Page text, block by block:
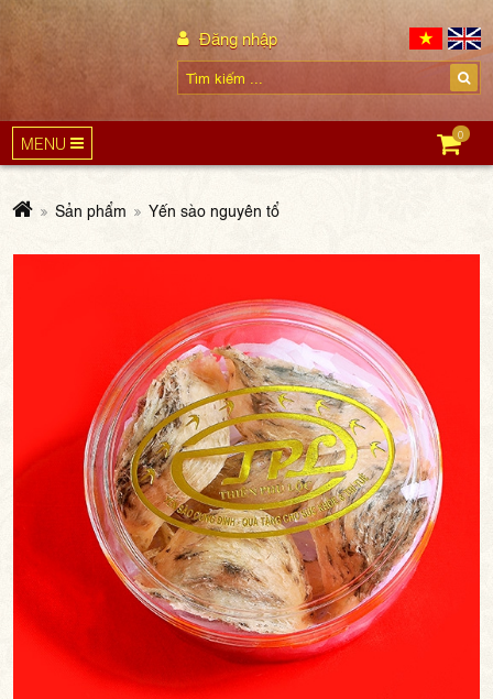
Đăng nhập
MENU 0
Sản phẩm Yến sào nguyên tổ